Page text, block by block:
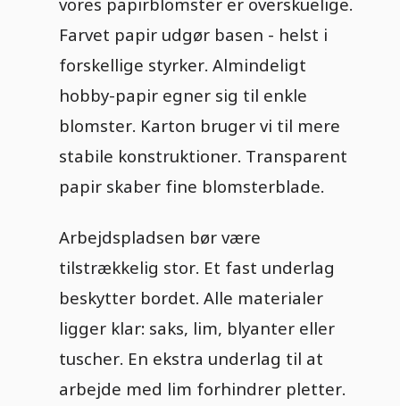
Farvet papir udgør basen - helst i
forskellige styrker. Almindeligt
hobby-papir egner sig til enkle
blomster. Karton bruger vi til mere
stabile konstruktioner. Transparent
papir skaber fine blomsterblade.
Arbejdspladsen bør være
tilstrækkelig stor. Et fast underlag
beskytter bordet. Alle materialer
ligger klar: saks, lim, blyanter eller
tuscher. En ekstra underlag til at
arbejde med lim forhindrer pletter.